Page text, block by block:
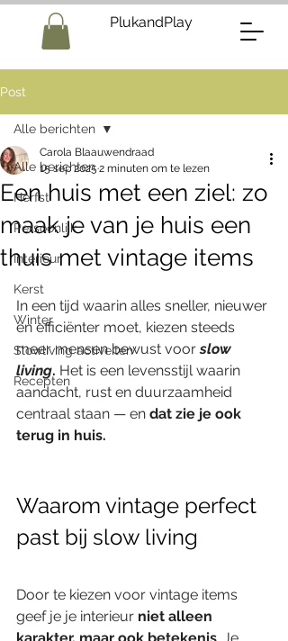
PlukandPlay
Post
Alle berichten
Herfst
Persoonlijk
Interieur
Kerst
Winter
Slowliving activeiten
Recepten
Alle berichten
Een huis met een ziel: zo
maak je van je huis een
thuis met vintage items
Carola Blaauwendraad
15 sep 2025 2 minuten om te lezen
In een tijd waarin alles sneller, nieuwer
en efficiënter moet, kiezen steeds
meer mensen bewust voor slow
living. Het is een levensstijl waarin
aandacht, rust en duurzaamheid
centraal staan — en dat zie je ook
terug in huis.
Waarom vintage perfect
past bij slow living
Door te kiezen voor vintage items
geef je je interieur niet alleen
karakter, maar ook betekenis. Je